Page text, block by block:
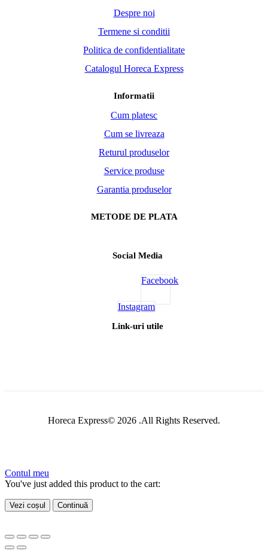
Despre noi
Termene si conditii
Politica de confidentialitate
Catalogul Horeca Express
Informatii
Cum platesc
Cum se livreaza
Returul produselor
Service produse
Garantia produselor
METODE DE PLATA
Social Media
Facebook
Instagram
Link-uri utile
Horeca Express© 2026 .All Rights Reserved.
Contul meu
You've just added this product to the cart:
Vezi coșul Continuă